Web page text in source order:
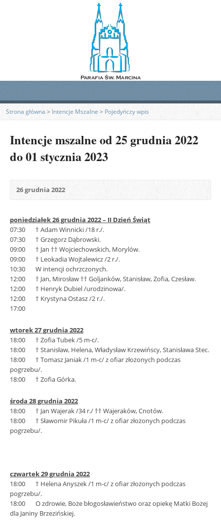
Strona główna> Intencje Mszalne> Pojedyńczy wpis
Intencje mszalne od 25 grudnia 2022
do 01 stycznia 2023
26 grudnia 2022
poniedziałek 26 grudnia 2022 – II Dzień Świąt
07:30 † Adam Winnicki /18 r./.
07:30 † Grzegorz Dąbrowski.
09:00 † Jan †† Wojciechowskich, Morylów.
09:00 † Leokadia Wojtalewicz /2 r./.
10:30 W intencji ochrzczonych.
12:00 † Jan, Mirosław †† Goljanków, Stanisław, Zofia, Czesław.
12:00 † Henryk Dubiel /urodzinowa/.
12:00 † Krystyna Ostasz /2 r./.
17:00
wtorek 27 grudnia 2022
18:00 † Zofia Tubek /5 m-c/.
18:00 † Stanisław, Helena, Władysław Krzewińscy, Stanisława Stec.
18:00 † Tomasz Janiak /1 m-c/ z ofiar złożonych podczas
pogrzebu/.
18:00 † Zofia Górka.
środa 28 grudnia 2022
18:00 † Jan Wajerak /34 r./ †† Wajeraków, Cnotów.
18:00 † Sławomir Pikuła /1 m-c/ z ofiar złożonych podczas
pogrzebu/.
czwartek 29 grudnia 2022
18:00 † Helena Anyszek /1 m-c/ z ofiar złożonych podczas
pogrzebu/.
18:00 O zdrowie, Boże błogosławieństwo oraz opiekę Matki Bożej
dla Janiny Brzezińskiej.